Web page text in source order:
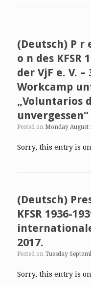
(Deutsch) P r
o n des KFSR
der VjF e. V.
Workcamp
„Voluntarios
unvergessen“
Posted on Monday August
Sorry, this entry is
(Deutsch)
KFSR 1936-
2017.
Posted on Tuesday
Sorry, this entry is